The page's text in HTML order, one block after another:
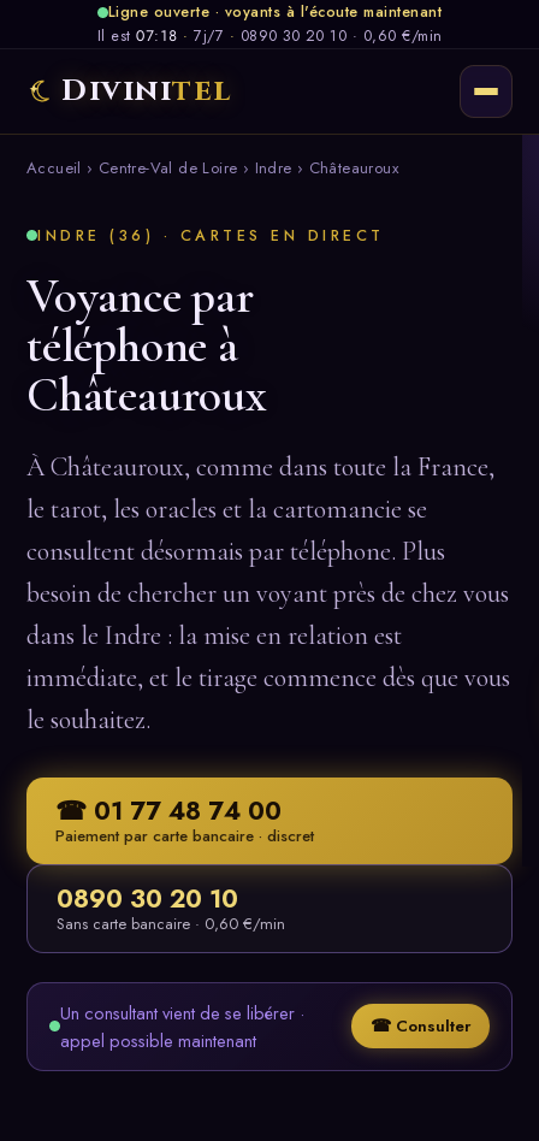
Ligne ouverte · voyants à l'écoute maintenant
Il est 07:18 · 7j/7 · 0890 30 20 10 · 0,60 €/min
Divinitel
Accueil › Centre-Val de Loire › Indre › Châteauroux
INDRE (36) · CARTES EN DIRECT
Voyance par
téléphone à
Châteauroux
À Châteauroux, comme dans toute la France,
le tarot, les oracles et la cartomancie se
consultent désormais par téléphone. Plus
besoin de chercher un voyant près de chez vous
dans le Indre : la mise en relation est
immédiate, et le tirage commence dès que vous
le souhaitez.
☎ 01 77 48 74 00
Paiement par carte bancaire · discret
0890 30 20 10
Sans carte bancaire · 0,60 €/min
Un consultant vient de se libérer ·
appel possible maintenant
☎ Consulter